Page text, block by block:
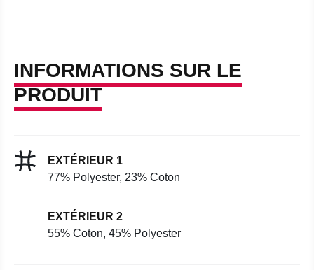
INFORMATIONS SUR LE
PRODUIT
EXTÉRIEUR 1
77% Polyester, 23% Coton
EXTÉRIEUR 2
55% Coton, 45% Polyester